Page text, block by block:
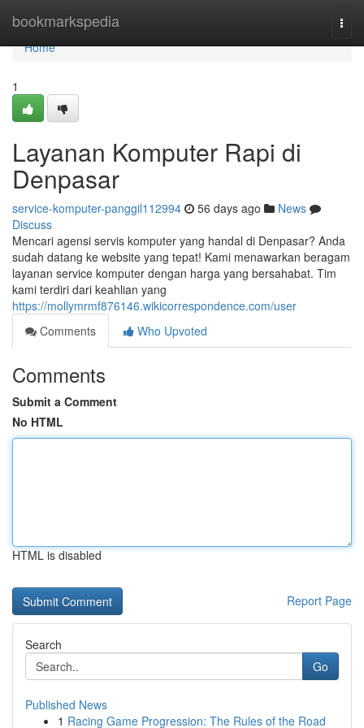
bookmarkspedia
Home
Home
1
Layanan Komputer Rapi di
Denpasar
service-komputer-panggil112994 56 days ago
News
Discuss
Mencari agensi servis komputer yang handal di Denpasar? Anda
sudah datang ke website yang tepat! Kami menawarkan beragam
layanan service komputer dengan harga yang bersahabat. Tim
kami terdiri dari keahlian yang
https://mollymrmf876146.wikicorrespondence.com/user
Comments
Who Upvoted
Comments
Submit a Comment
No HTML
HTML is disabled
Report Page
Search
Go
Published News
1 Racing Game Progression: The Rules of the Road